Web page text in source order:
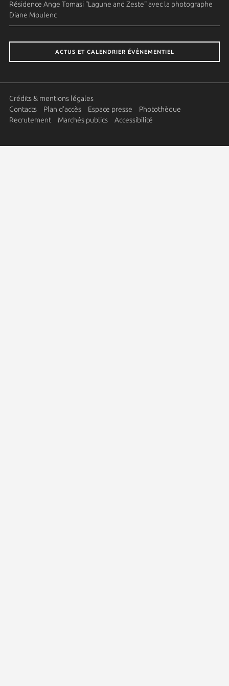
Résidence Ange Tomasi "Lagune and Zeste" avec la photographe
Diane Moulenc
ACTUS ET CALENDRIER ÉVÈNEMENTIEL
Crédits & mentions légales
Contacts
Plan d'accès Espace presse
Photothèque
Recrutement
Marchés publics Accessibilité